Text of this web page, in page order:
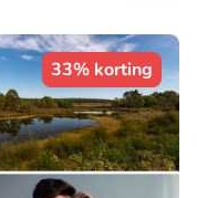
33% korting